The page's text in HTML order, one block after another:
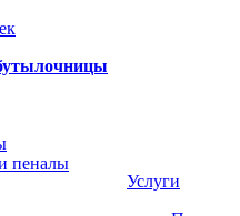
пеналы
Услуги